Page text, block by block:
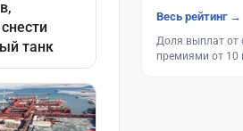
Весь рейтинг →
Доля выплат от
премиями от 10